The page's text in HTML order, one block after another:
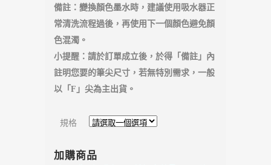
備註：變換顏色墨水時，建議使用吸水器正
常清洗流程過後，再使用下一個顏色避免顏
色混濁。
小提醒：請於訂單成立後，於得「備註」內
註明您要的筆尖尺寸，若無特別需求，一般
以「F」尖為主出貨。
規格
加購商品